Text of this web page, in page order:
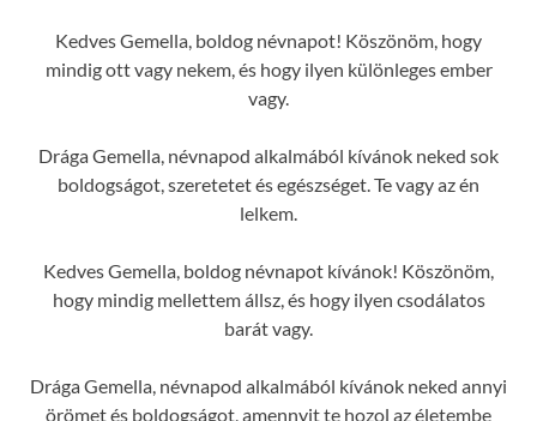
Kedves Gemella, boldog névnapot! Köszönöm, hogy
mindig ott vagy nekem, és hogy ilyen különleges ember
vagy.
Drága Gemella, névnapod alkalmából kívánok neked sok
boldogságot, szeretetet és egészséget. Te vagy az én
lelkem.
Kedves Gemella, boldog névnapot kívánok! Köszönöm,
hogy mindig mellettem állsz, és hogy ilyen csodálatos
barát vagy.
Drága Gemella, névnapod alkalmából kívánok neked annyi
örömet és boldogságot, amennyit te hozol az életembe